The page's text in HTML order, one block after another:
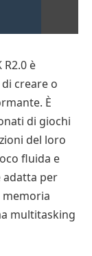
R2.0 è
creare o
È
di giochi
del loro
fluida e
adatta per
memoria
multitasking